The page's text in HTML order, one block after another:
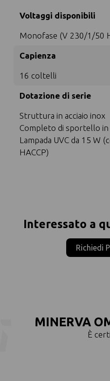
Voltaggi disponibili
Monofase (V 230/1/50
Capienza
16 coltelli
Dotazione di serie
Struttura in acciaio inox
Completo di sportello
Lampada UVC da 15 W
HACCP)
Interessato a
Richiedi
MINERVA
È